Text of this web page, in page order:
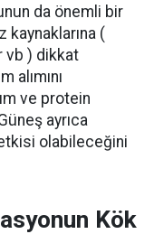
da önemli bir
(
vb ) dikkat
ve protein
ayrıca
etkisi olabileceğini
Kök